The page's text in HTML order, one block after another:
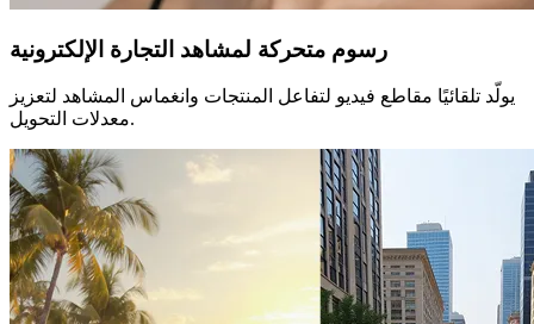
رسوم متحركة لمشاهد التجارة الإلكترونية
يولّد تلقائيًا مقاطع فيديو لتفاعل المنتجات وانغماس المشاهد لتعزيز
معدلات التحويل.